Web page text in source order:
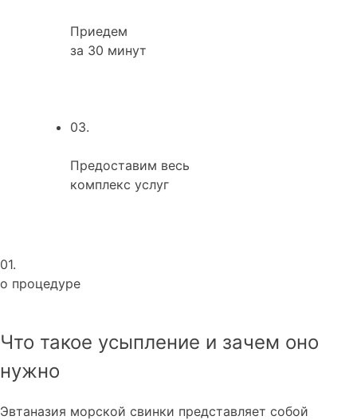
Приедем
за 30 минут
03.
Предоставим весь
комплекс услуг
01.
о процедуре
Что такое усыпление и зачем оно
нужно
Эвтаназия морской свинки представляет собой